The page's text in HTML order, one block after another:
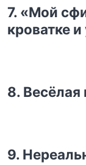
7. «Мой
кроватке
8. Весёлая
9.